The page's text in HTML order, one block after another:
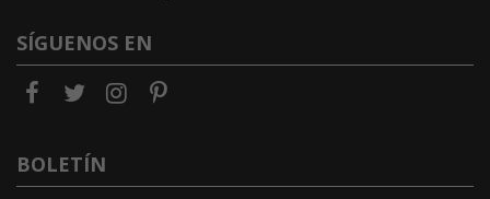
SÍGUENOS EN
BOLETÍN